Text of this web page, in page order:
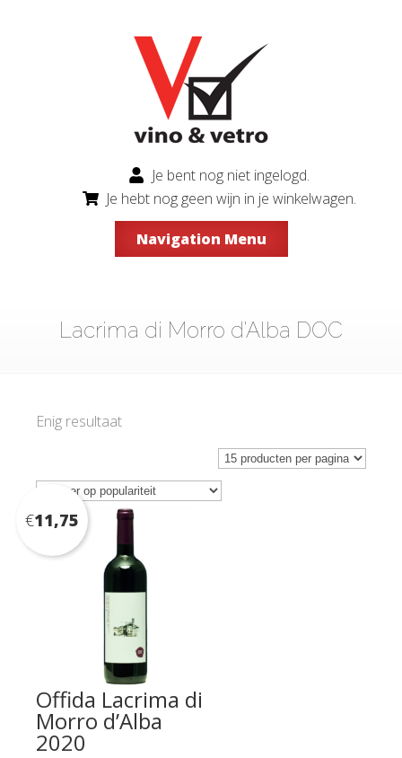
Je bent nog niet ingelogd.
Je hebt nog geen wijn in je winkelwagen.
Navigation Menu
Lacrima di Morro d'Alba DOC
Enig resultaat
Offida Lacrima di
Morro d’Alba
2020
€11,75